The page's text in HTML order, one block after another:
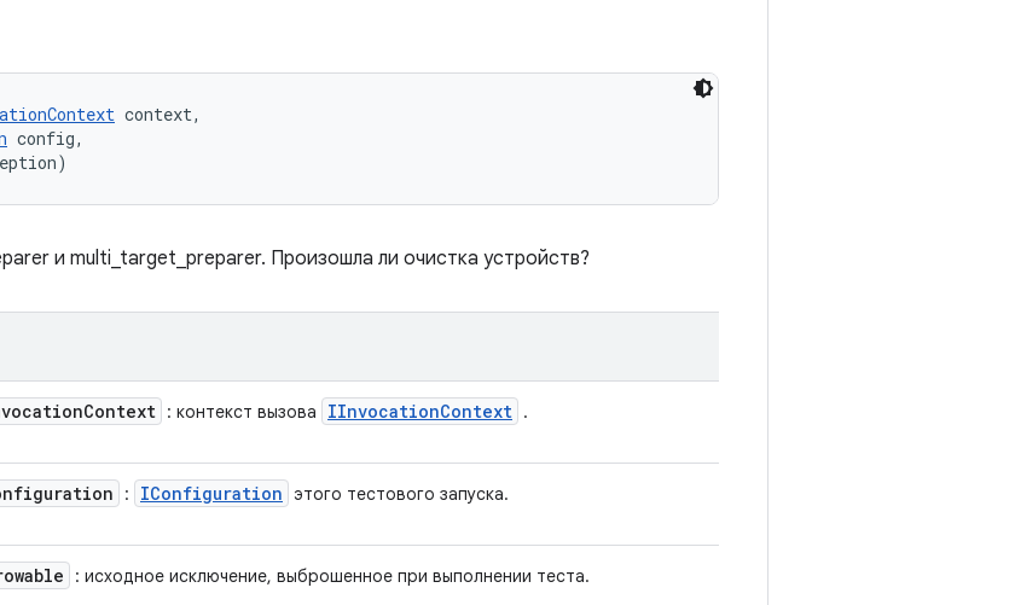
context,
config,
и multi_target_preparer. Произошла ли очистка устройств?
Context : контекст вызова IInvocationContext .
: IConfiguration этого тестового запуска.
: исходное исключение, выброшенное при выполнении теста.